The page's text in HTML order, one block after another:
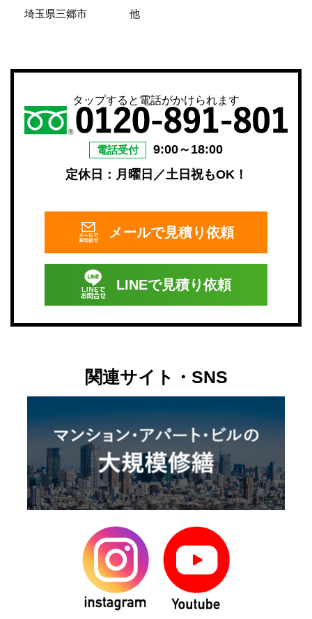
埼玉県三郷市 他
タップすると電話がかけられます
電話受付
9:00～18:00
定休日：月曜日／土日祝もOK！
メールで見積り依頼
LINEで見積り依頼
関連サイト・SNS